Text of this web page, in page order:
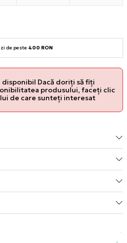
de peste 400 RON
Dacă doriți să fiți
produsului, faceți clic
de care sunteți interesat